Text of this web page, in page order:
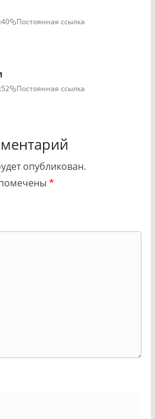
Постоянная ссылка
Постоянная ссылка
опубликован.
*